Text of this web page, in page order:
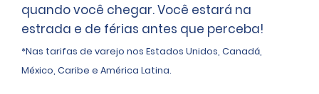
quando você chegar. Você estará na
estrada e de férias antes que perceba!
*Nas tarifas de varejo nos Estados Unidos, Canadá,
México, Caribe e América Latina.